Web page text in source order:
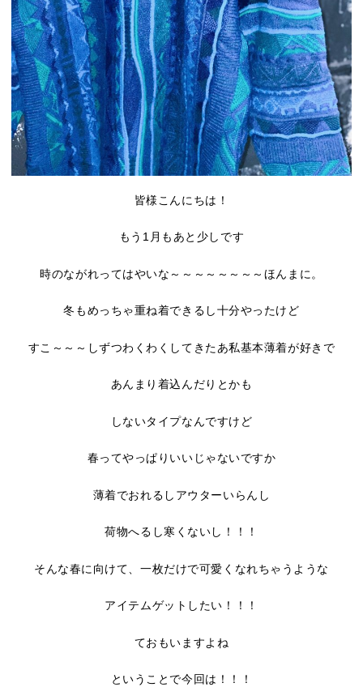
皆様こんにちは！
もう1月もあと少しです
時のながれってはやいな～～～～～～～～ほんまに。
冬もめっちゃ重ね着できるし十分やったけど
すこ～～～しずつわくわくしてきたあ私基本薄着が好きで
あんまり着込んだりとかも
しないタイプなんですけど
春ってやっぱりいいじゃないですか
薄着でおれるしアウターいらんし
荷物へるし寒くないし！！！
そんな春に向けて、一枚だけで可愛くなれちゃうような
アイテムゲットしたい！！！
ておもいますよね
ということで今回は！！！